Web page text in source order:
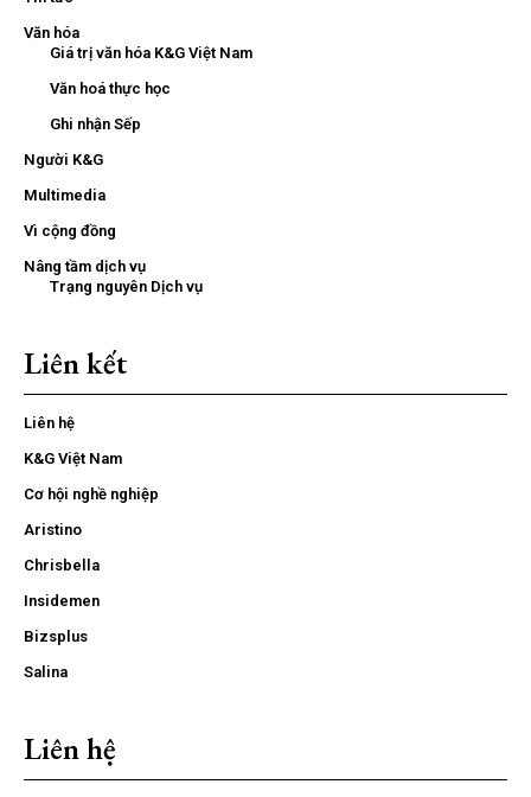
Văn hóa
Giá trị văn hóa K&G Việt Nam
Văn hoá thực học
Ghi nhận Sếp
Người K&G
Multimedia
Vì cộng đồng
Nâng tầm dịch vụ
Trạng nguyên Dịch vụ
Liên kết
Liên hệ
K&G Việt Nam
Cơ hội nghề nghiệp
Aristino
Chrisbella
Insidemen
Bizsplus
Salina
Liên hệ